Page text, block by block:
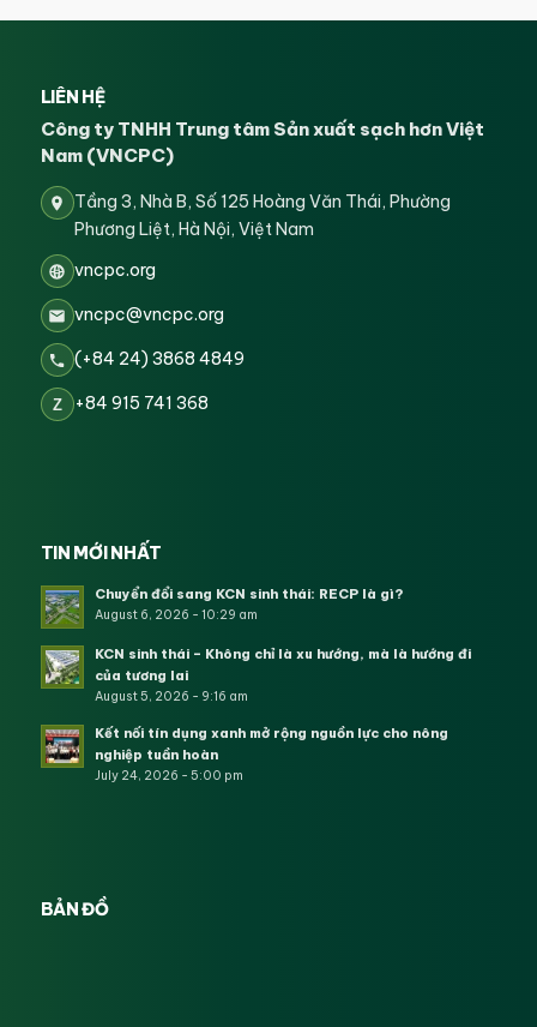
LIÊN HỆ
Công ty TNHH Trung tâm Sản xuất sạch hơn Việt
Nam (VNCPC)
Tầng 3, Nhà B, Số 125 Hoàng Văn Thái, Phường
Phương Liệt, Hà Nội, Việt Nam
vncpc.org
vncpc@vncpc.org
(+84 24) 3868 4849
Z +84 915 741 368
TIN MỚI NHẤT
Chuyển đổi sang KCN sinh thái: RECP là gì?
August 6, 2026 - 10:29 am
KCN sinh thái – Không chỉ là xu hướng, mà là hướng đi
của tương lai
August 5, 2026 - 9:16 am
Kết nối tín dụng xanh mở rộng nguồn lực cho nông
nghiệp tuần hoàn
July 24, 2026 - 5:00 pm
BẢN ĐỒ